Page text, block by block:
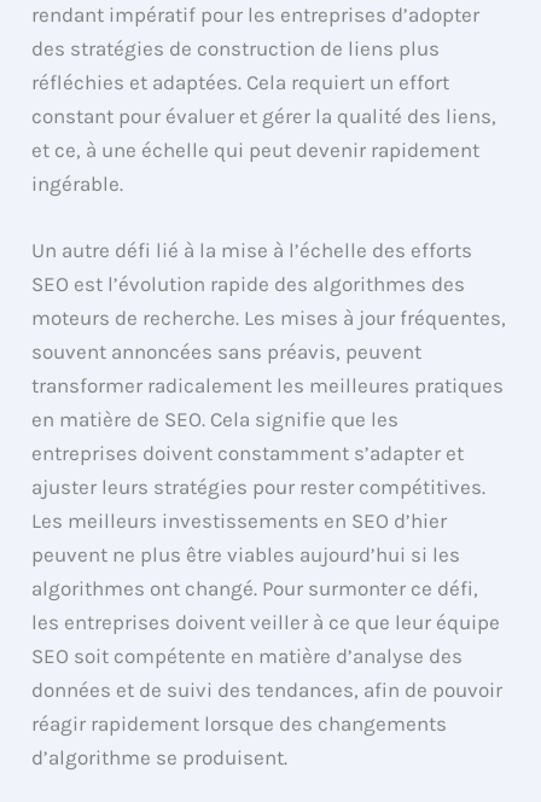
rendant impératif pour les entreprises d’adopter
des stratégies de construction de liens plus
réfléchies et adaptées. Cela requiert un effort
constant pour évaluer et gérer la qualité des liens,
et ce, à une échelle qui peut devenir rapidement
ingérable.
Un autre défi lié à la mise à l’échelle des efforts
SEO est l’évolution rapide des algorithmes des
moteurs de recherche. Les mises à jour fréquentes,
souvent annoncées sans préavis, peuvent
transformer radicalement les meilleures pratiques
en matière de SEO. Cela signifie que les
entreprises doivent constamment s’adapter et
ajuster leurs stratégies pour rester compétitives.
Les meilleurs investissements en SEO d’hier
peuvent ne plus être viables aujourd’hui si les
algorithmes ont changé. Pour surmonter ce défi,
les entreprises doivent veiller à ce que leur équipe
SEO soit compétente en matière d’analyse des
données et de suivi des tendances, afin de pouvoir
réagir rapidement lorsque des changements
d’algorithme se produisent.